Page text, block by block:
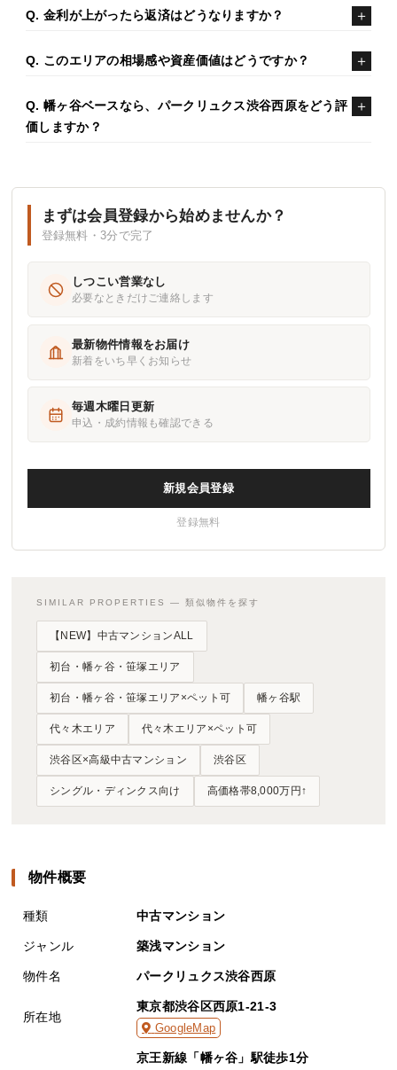
Q. 金利が上がったら返済はどうなりますか？
Q. このエリアの相場感や資産価値はどうですか？
Q. 幡ヶ谷ベースなら、パークリュクス渋谷西原をどう評
価しますか？
まずは会員登録から始めませんか？
登録無料・3分で完了
しつこい営業なし
必要なときだけご連絡します
最新物件情報をお届け
新着をいち早くお知らせ
毎週木曜日更新
申込・成約情報も確認できる
新規会員登録
登録無料
SIMILAR PROPERTIES — 類似物件を探す
【NEW】中古マンションALL
初台・幡ヶ谷・笹塚エリア
初台・幡ヶ谷・笹塚エリア×ペット可 幡ヶ谷駅
代々木エリア 代々木エリア×ペット可
渋谷区×高級中古マンション 渋谷区
シングル・ディンクス向け 高価格帯8,000万円↑
物件概要
種類 中古マンション
ジャンル 築浅マンション
物件名 パークリュクス渋谷西原
所在地
東京都渋谷区西原1-21-3
GoogleMap
京王新線「幡ヶ谷」駅徒歩1分